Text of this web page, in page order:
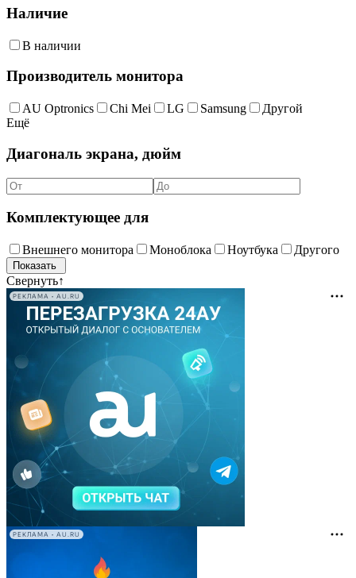
Наличие
В наличии
Производитель монитора
AU Optronics Chi Mei LG Samsung
Другой
Ещё
Диагональ экрана, дюйм
Комплектующее для
Внешнего монитора Моноблока Ноутбука Другого
Свернуть↑
РЕКЛАМА • AU.RU
РЕКЛАМА • AU.RU